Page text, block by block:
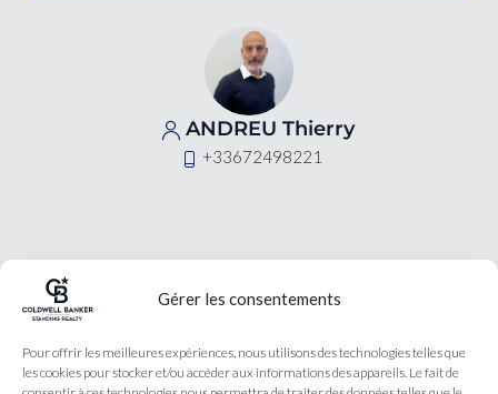
Gérer les consentements
Pour offrir les meilleures expériences, nous utilisons des technologies telles que
les cookies pour stocker et/ou accéder aux informations des appareils. Le fait de
ANDREU Thierry
+33672498221
Coldwell Banker est une
agence immobilière
spécialisé dans la vente
de biens de luxe dans les